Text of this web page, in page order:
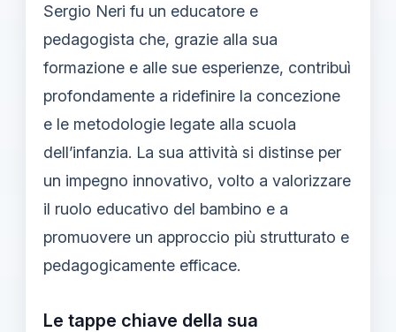
Sergio Neri fu un educatore e
pedagogista che, grazie alla sua
formazione e alle sue esperienze, contribuì
profondamente a ridefinire la concezione
e le metodologie legate alla scuola
dell’infanzia. La sua attività si distinse per
un impegno innovativo, volto a valorizzare
il ruolo educativo del bambino e a
promuovere un approccio più strutturato e
pedagogicamente efficace.
Le tappe chiave della sua